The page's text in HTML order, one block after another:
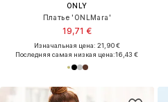
ONLY
Платье 'ONLMara'
19,71 €
Изначальная цена: 21,90 €
Последняя самая низкая цена:16,43 €